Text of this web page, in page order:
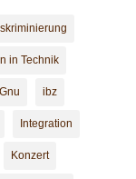
in Technik
ibz
Integration
Konzert